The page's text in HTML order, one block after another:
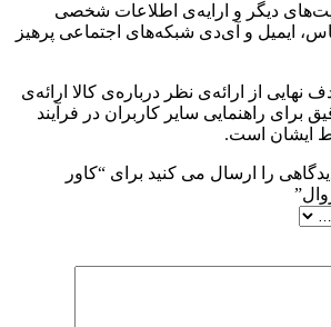
دیگر و ارایه‌ی اطلاعات شخصی
ایمیل و آی‌دی شبکه‌های اجتماعی پرهیز
نهایی از ارائه‌ی نظر درباره‌ی کالا ارائه‌ی
راهنمایی سایر کاربران در فرآیند
ایشان است.
را ارسال می کنید برای “کاور